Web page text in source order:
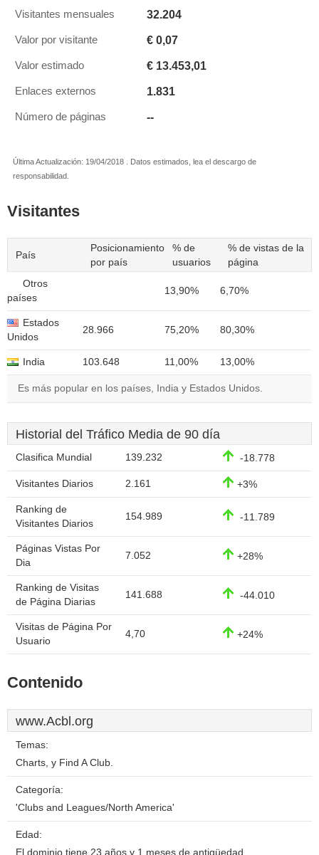
Visitantes mensuales 32.204
Valor por visitante € 0,07
Valor estimado € 13.453,01
Enlaces externos 1.831
Número de páginas --
Última Actualización: 19/04/2018 . Datos estimados, lea el descargo de
responsabilidad.
Visitantes
País
Posicionamiento
por país
% de
usuarios
% de vistas de la
página
Otros
países
13,90% 6,70%
Estados
Unidos
28.966 75,20% 80,30%
India 103.648 11,00% 13,00%
Es más popular en los países, India y Estados Unidos.
Historial del Tráfico Media de 90 día
Clasifica Mundial 139.232 -18.778
Visitantes Diarios 2.161 +3%
Ranking de
Visitantes Diarios
154.989 -11.789
Páginas Vistas Por
Dia
7.052 +28%
Ranking de Visitas
de Página Diarias
141.688 -44.010
Visitas de Página Por
Usuario
4,70 +24%
Contenido
www.Acbl.org
Temas:
Charts, y Find A Club.
Categoría:
'Clubs and Leagues/North America'
Edad:
El dominio tiene 23 años y 1 meses de antigüedad.